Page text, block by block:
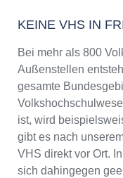
KEINE VHS IN
Bei mehr als 800
Außenstellen
gesamte
ist, wird
gibt es nach
VHS direkt vor Ort.
sich dahingegen